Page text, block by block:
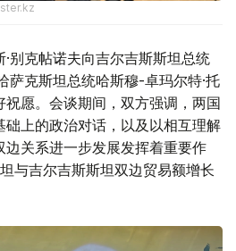
别克帖诺夫向吉尔吉斯斯坦总统
萨克斯坦总统哈斯穆-卓玛尔特·托
愿。会谈期间，双方强调，两国
上的政治对话，以及以相互理解
边关系进一步发展发挥着重要作
与吉尔吉斯斯坦双边贸易额增长